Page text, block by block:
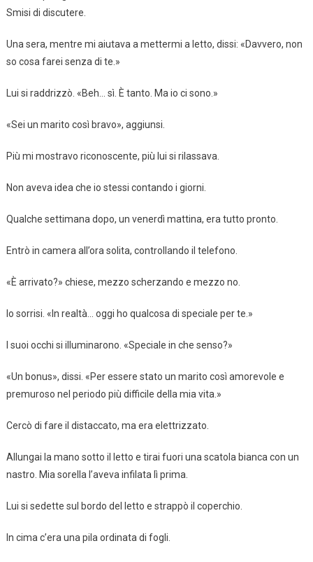
Smisi di discutere.
Una sera, mentre mi aiutava a mettermi a letto, dissi: «Davvero, non
so cosa farei senza di te.»
Lui si raddrizzò. «Beh… sì. È tanto. Ma io ci sono.»
«Sei un marito così bravo», aggiunsi.
Più mi mostravo riconoscente, più lui si rilassava.
Non aveva idea che io stessi contando i giorni.
Qualche settimana dopo, un venerdì mattina, era tutto pronto.
Entrò in camera all’ora solita, controllando il telefono.
«È arrivato?» chiese, mezzo scherzando e mezzo no.
Io sorrisi. «In realtà… oggi ho qualcosa di speciale per te.»
I suoi occhi si illuminarono. «Speciale in che senso?»
«Un bonus», dissi. «Per essere stato un marito così amorevole e
premuroso nel periodo più difficile della mia vita.»
Cercò di fare il distaccato, ma era elettrizzato.
Allungai la mano sotto il letto e tirai fuori una scatola bianca con un
nastro. Mia sorella l’aveva infilata lì prima.
Lui si sedette sul bordo del letto e strappò il coperchio.
In cima c’era una pila ordinata di fogli.